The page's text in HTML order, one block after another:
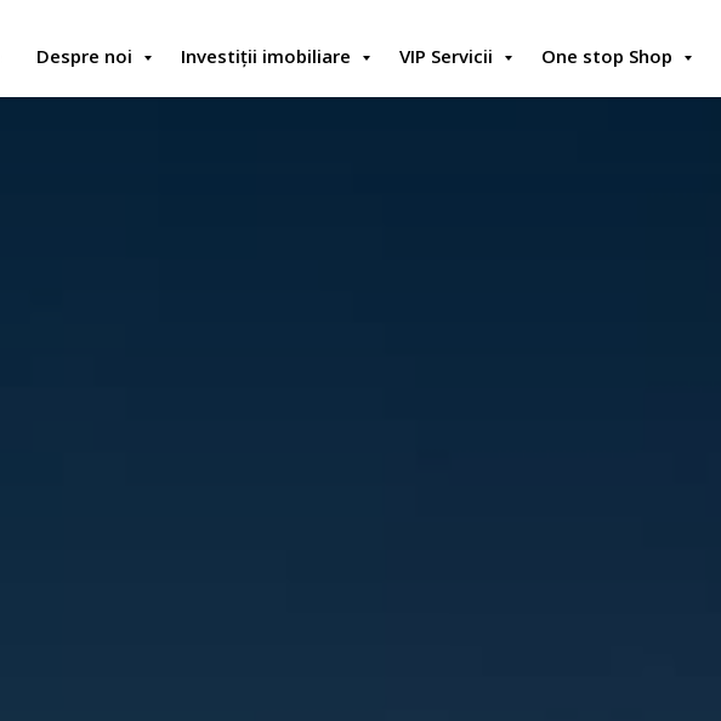
Despre noi Investiții imobiliare VIP Servicii One stop Shop